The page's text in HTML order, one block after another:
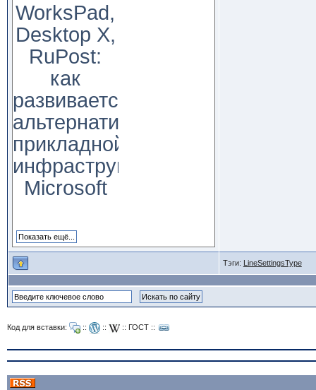
WorksPad,
Desktop X,
RuPost:
как
развивается
альтернатива
прикладной
инфраструктуре
Microsoft
Тэги: LineSettingsType
Код для вставки: :: :: :: ГОСТ::